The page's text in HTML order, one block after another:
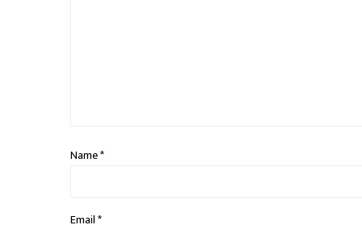
Name*
Email*